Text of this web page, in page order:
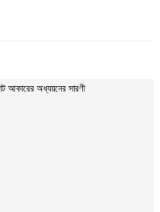
আকারের অধ্যয়নের সারণী